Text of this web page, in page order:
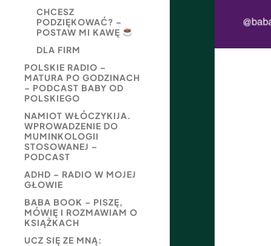
CHCESZ
PODZIĘKOWAĆ? –
POSTAW MI KAWĘ
DLA FIRM
POLSKIE RADIO –
MATURA PO GODZINACH
– PODCAST BABY OD
POLSKIEGO
NAMIOT WŁÓCZYKIJA.
WPROWADZENIE DO
MUMINKOLOGII
STOSOWANEJ –
PODCAST
ADHD – RADIO W MOJEJ
GŁOWIE
BABA BOOK – PISZĘ,
MÓWIĘ I ROZMAWIAM O
KSIĄŻKACH
UCZ SIĘ ZE MNĄ: